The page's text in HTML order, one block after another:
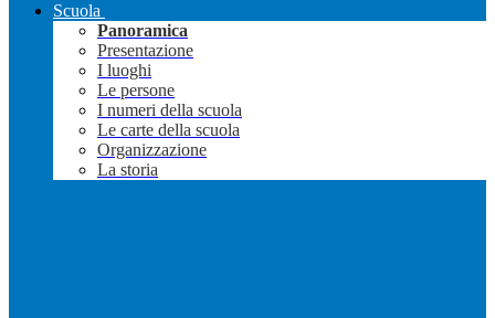
Scuola
Panoramica
Presentazione
I luoghi
Le persone
I numeri della scuola
Le carte della scuola
Organizzazione
La storia